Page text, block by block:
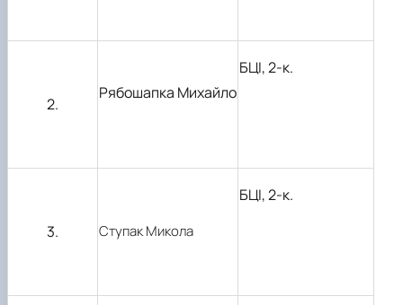
2.
Рябошапка Михайло
БЦІ, 2-к.
3. Ступак Микола
БЦІ, 2-к.